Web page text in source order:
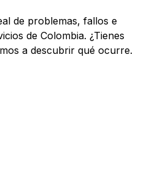
de problemas, fallos e
de Colombia. ¿Tienes
a descubrir qué ocurre.